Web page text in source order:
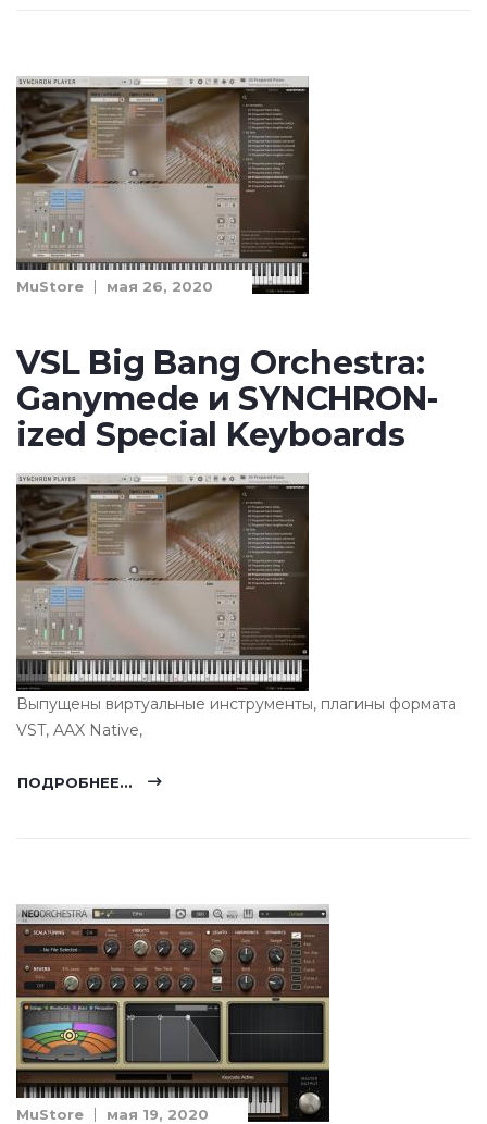
VSL Big Bang Orchestra:
Ganymede и SYNCHRON-
ized Special Keyboards
MuStore мая 26, 2020
Выпущены виртуальные инструменты, плагины формата
VST, AAX Native,
ПОДРОБНЕЕ...
MuStore мая 19, 2020